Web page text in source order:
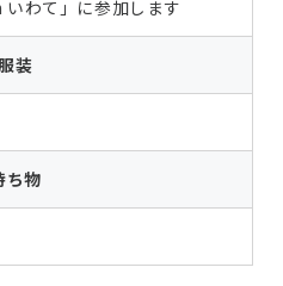
わて」に参加します
装
ち物